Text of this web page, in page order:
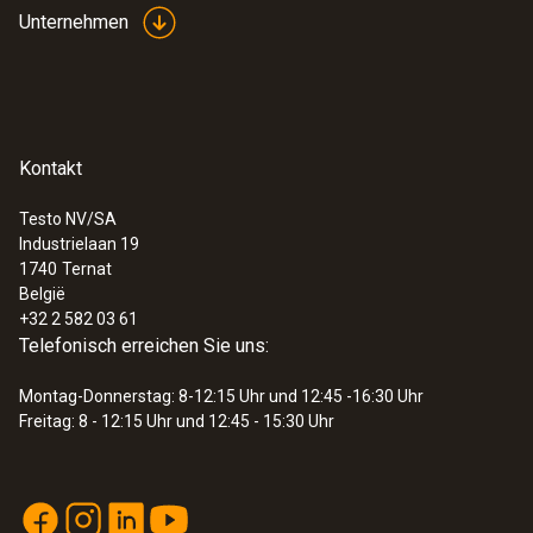
Unternehmen
Kontakt
Testo NV/SA
Industrielaan 19
1740 Ternat
België
+32 2 582 03 61
Telefonisch erreichen Sie uns:
Montag-Donnerstag: 8-12:15 Uhr und 12:45 -16:30 Uhr
Freitag: 8 - 12:15 Uhr und 12:45 - 15:30 Uhr